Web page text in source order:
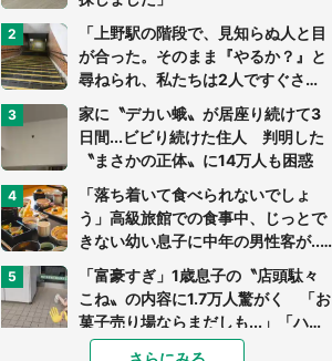
「上野駅の階段で、見知らぬ人と目
が合った。そのまま『やるか？』と
尋ねられ、私たちは2人ですぐさ
ま...」（茨城県・70代男性）
家に〝デカい蛾〟が居座り続けて3
日間...ビビり続けた住人 判明した
〝まさかの正体〟に14万人も困惑
「落ち着いて食べられないでしょ
う」高級旅館での食事中、じっとで
きない幼い息子に中年の男性客が...
（東京都・40代男性）
「富豪すぎ」1歳息子の〝店頭駄々
こね〟の内容に1.7万人驚がく 「お
菓子売り場ならまだしも...」「ハー
ドル高い」
あまりにも四角すぎる猫、激写され